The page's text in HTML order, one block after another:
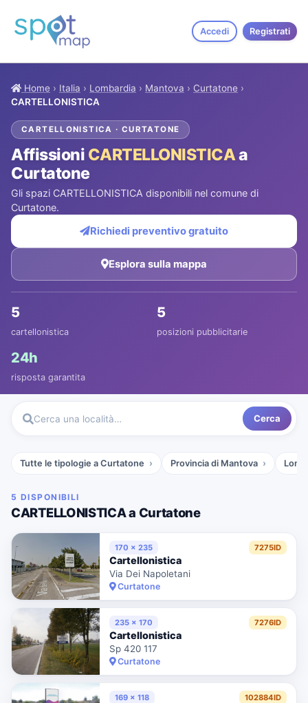
Accedi Registrati
Home › Italia › Lombardia › Mantova › Curtatone ›
CARTELLONISTICA
CARTELLONISTICA · CURTATONE
Affissioni CARTELLONISTICAa
Curtatone
Gli spazi CARTELLONISTICA disponibili nel comune di
Curtatone.
Richiedi preventivo gratuito
Esplora sulla mappa
5
cartellonistica
5
posizioni pubblicitarie
24h
risposta garantita
Cerca una località… Cerca
Tutte le tipologie a Curtatone Provincia di Mantova
5 DISPONIBILI
CARTELLONISTICA a Curtatone
170 x 235 7275ID
Cartellonistica
Via Dei Napoletani
Curtatone
235 x 170 7276ID
Cartellonistica
Sp 420 117
Curtatone
169 x 118 102884ID